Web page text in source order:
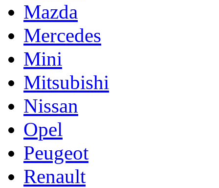
Mazda
Mercedes
Mini
Mitsubishi
Nissan
Opel
Peugeot
Renault